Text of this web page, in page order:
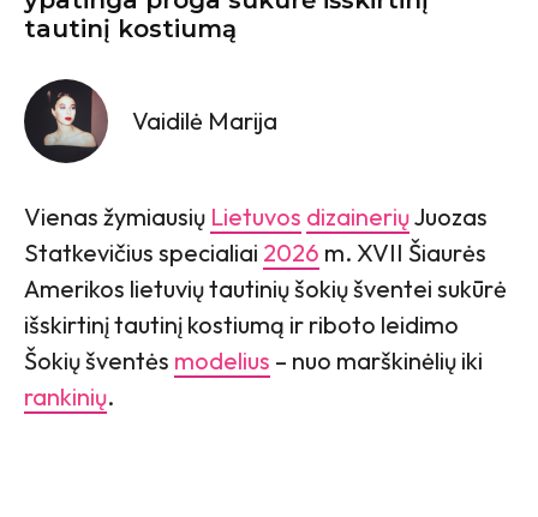
tautinį kostiumą
Vaidilė Marija
Vienas žymiausių Lietuvos dizaineriųJuozas
Statkevičius specialiai 2026 m. XVII Šiaurės
Amerikos lietuvių tautinių šokių šventei sukūrė
išskirtinį tautinį kostiumą ir riboto leidimo
Šokių šventės modelius – nuo marškinėlių iki
rankinių.